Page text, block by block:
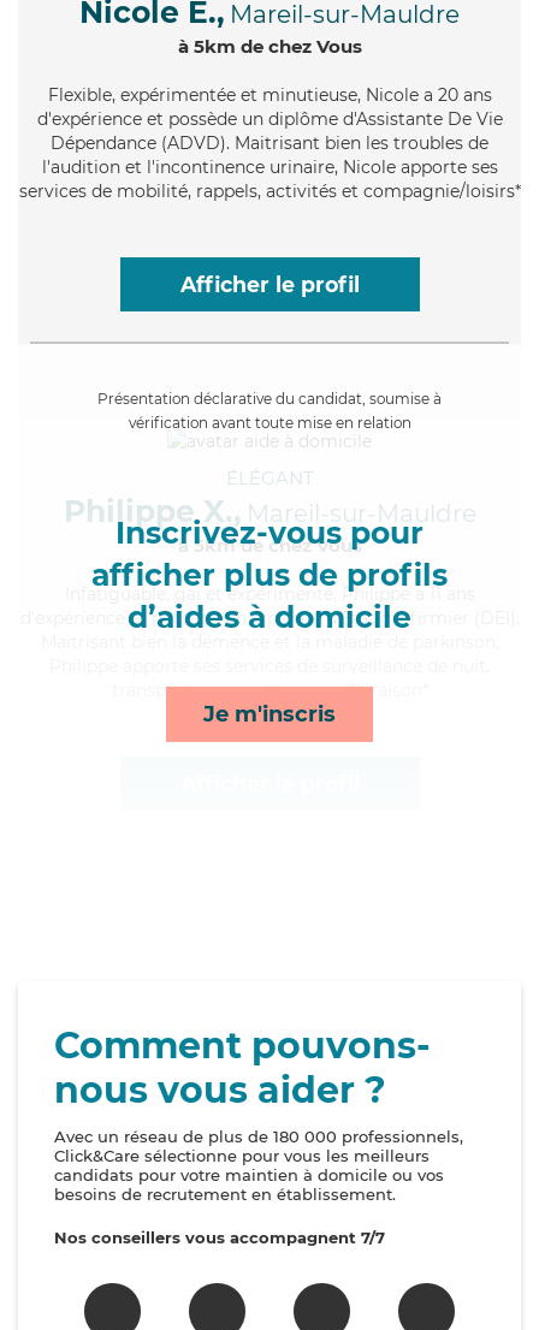
Nicole E., Mareil-sur-Mauldre
à 5km de chez Vous
Flexible, expérimentée et minutieuse, Nicole a 20 ans
d'expérience et possède un diplôme d'Assistante De Vie
Dépendance (ADVD). Maitrisant bien les troubles de
l'audition et l'incontinence urinaire, Nicole apporte ses
services de mobilité, rappels, activités et compagnie/loisirs*
Afficher le profil
Présentation déclarative du candidat, soumise à
vérification avant toute mise en relation
Inscrivez-vous pour
afficher plus de profils
d’aides à domicile
Je m'inscris
ÉLÉGANT
Philippe X., Mareil-sur-Mauldre
à 5km de chez Vous
, gai et expérimenté, Philippe a 11 ans
d'expérience et possède un diplôme d'Etat d'infirmier (DEI).
transports, repas et courses/livraison*
Comment pouvons-
nous vous aider ?
Avec un réseau de plus de 180 000 professionnels,
Click&Care sélectionne pour vous les meilleurs
candidats pour votre maintien à domicile ou vos
besoins de recrutement en établissement.
Nos conseillers vous accompagnent 7/7